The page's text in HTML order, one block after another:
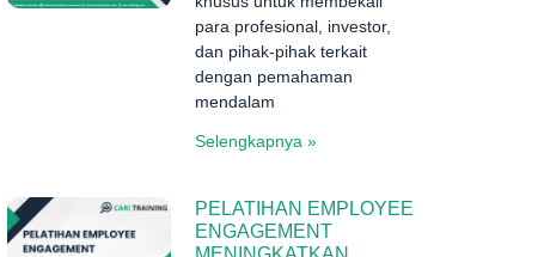
para profesional, investor,
dan pihak-pihak terkait
dengan pemahaman
mendalam
Selengkapnya »
PELATIHAN EMPLOYEE
ENGAGEMENT